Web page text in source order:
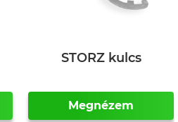
STORZ kulcs
Megnézem